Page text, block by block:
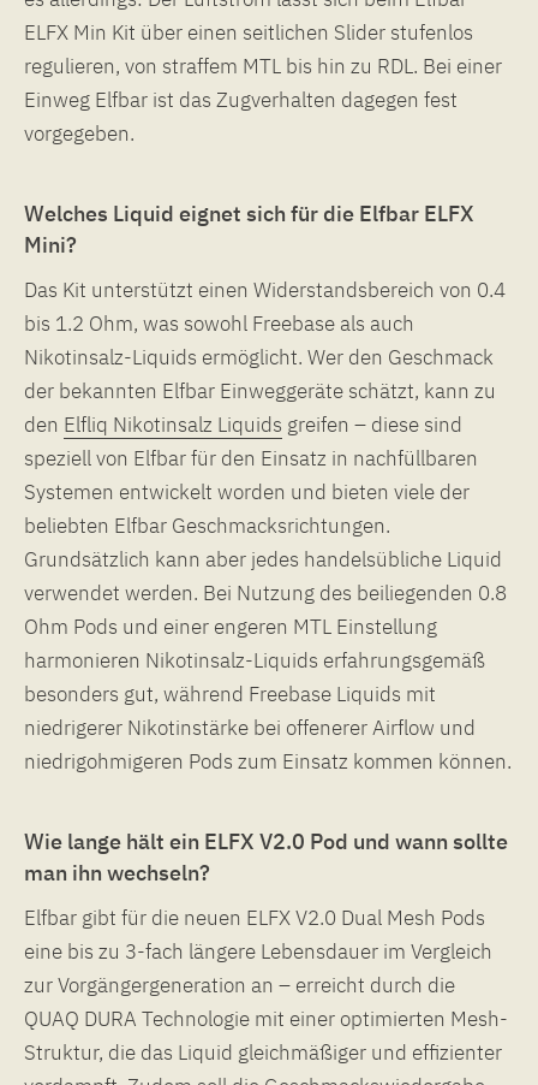
ELFX Min Kit über einen seitlichen Slider stufenlos
regulieren, von straffem MTL bis hin zu RDL. Bei einer
Einweg Elfbar ist das Zugverhalten dagegen fest
vorgegeben.
Welches Liquid eignet sich für die Elfbar ELFX
Mini?
Das Kit unterstützt einen Widerstandsbereich von 0.4
bis 1.2 Ohm, was sowohl Freebase als auch
Nikotinsalz-Liquids ermöglicht. Wer den Geschmack
der bekannten Elfbar Einweggeräte schätzt, kann zu
den Elfliq Nikotinsalz Liquids greifen – diese sind
speziell von Elfbar für den Einsatz in nachfüllbaren
Systemen entwickelt worden und bieten viele der
beliebten Elfbar Geschmacksrichtungen.
Grundsätzlich kann aber jedes handelsübliche Liquid
verwendet werden. Bei Nutzung des beiliegenden 0.8
Ohm Pods und einer engeren MTL Einstellung
harmonieren Nikotinsalz-Liquids erfahrungsgemäß
besonders gut, während Freebase Liquids mit
niedrigerer Nikotinstärke bei offenerer Airflow und
niedrigohmigeren Pods zum Einsatz kommen können.
Wie lange hält ein ELFX V2.0 Pod und wann sollte
man ihn wechseln?
Elfbar gibt für die neuen ELFX V2.0 Dual Mesh Pods
eine bis zu 3-fach längere Lebensdauer im Vergleich
zur Vorgängergeneration an – erreicht durch die
QUAQ DURA Technologie mit einer optimierten Mesh-
Struktur, die das Liquid gleichmäßiger und effizienter